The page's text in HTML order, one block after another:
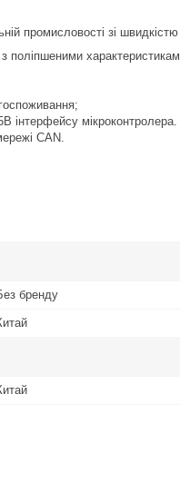
промисловості зі
інтерфейсу мікроконтролера.
CAN.
бренду